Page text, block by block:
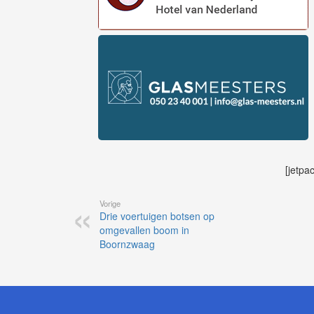
Vorige
Drie voertuigen botsen op
omgevallen boom in
Boornzwaag